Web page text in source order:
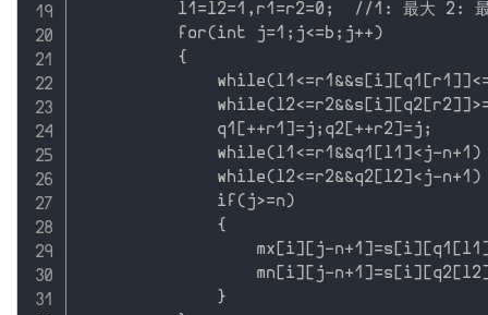
l1=l2=1,r1=r2=0;  //1: 最大 2:
          for(int j=1;j<=b;j++)
          {
              q1[++r1]=j;q2[++r2]=j;
while(l1<=r1&&q1[l1]<j-n+1)
while(l2<=r2&&q2[l2]<j-n+1)
              if(j>=n)
              {
mx[i][j-
mn[i][j-
              }